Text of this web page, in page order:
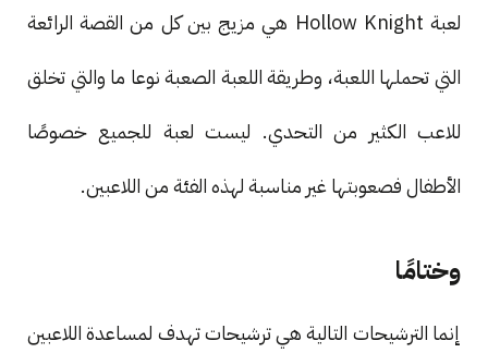
لعبة Hollow Knight هي مزيج بين كل من القصة الرائعة
التي تحملها اللعبة، وطريقة اللعبة الصعبة نوعا ما والتي تخلق
للاعب الكثير من التحدي. ليست لعبة للجميع خصوصًا
الأطفال فصعوبتها غير مناسبة لهذه الفئة من اللاعبين.
وختامًا
إنما الترشيحات التالية هي ترشيحات تهدف لمساعدة اللاعبين